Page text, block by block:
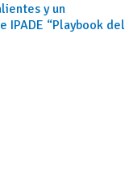
y un
IPADE “Playbook del